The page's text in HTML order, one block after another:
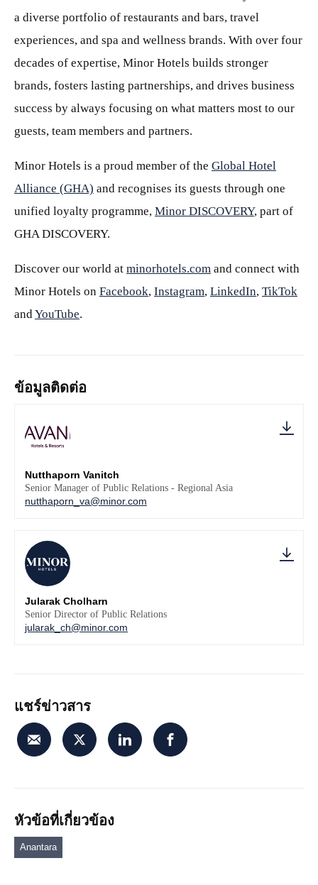
a diverse portfolio of restaurants and bars, travel
experiences, and spa and wellness brands. With over four
decades of expertise, Minor Hotels builds stronger
brands, fosters lasting partnerships, and drives business
success by always focusing on what matters most to our
guests, team members and partners.
Minor Hotels is a proud member of the Global Hotel
Alliance (GHA) and recognises its guests through one
unified loyalty programme, Minor DISCOVERY, part of
GHA DISCOVERY.
Discover our world at minorhotels.com and connect with
Minor Hotels on Facebook, Instagram, LinkedIn, TikTok
andYouTube.
ข้อมูลติดต่อ
Nutthaporn Vanitch
Senior Manager of Public Relations - Regional Asia
nutthaporn_va@minor.com
Jularak Cholharn
Senior Director of Public Relations
jularak_ch@minor.com
แชร์ข่าวสาร
หัวข้อที่เกี่ยวข้อง
Anantara